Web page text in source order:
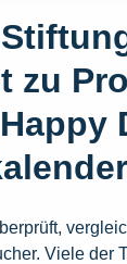
zu
Viele der